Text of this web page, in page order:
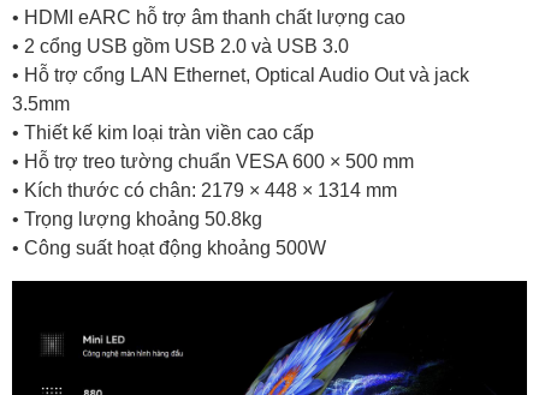
• HDMI eARC hỗ trợ âm thanh chất lượng cao
• 2 cổng USB gồm USB 2.0 và USB 3.0
• Hỗ trợ cổng LAN Ethernet, Optical Audio Out và jack
3.5mm
• Thiết kế kim loại tràn viền cao cấp
• Hỗ trợ treo tường chuẩn VESA 600 × 500 mm
• Kích thước có chân: 2179 × 448 × 1314 mm
• Trọng lượng khoảng 50.8kg
• Công suất hoạt động khoảng 500W